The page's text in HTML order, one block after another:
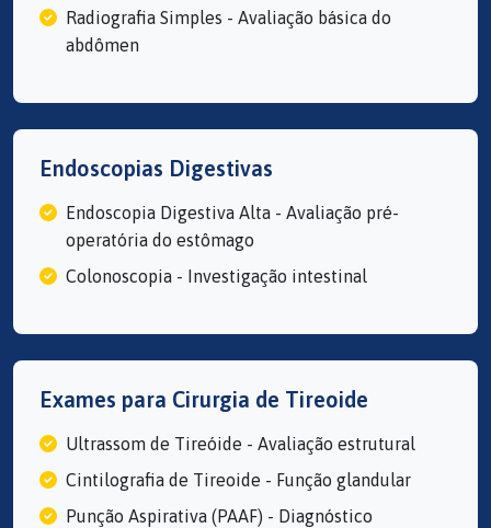
Radiografia Simples - Avaliação básica do
abdômen
Endoscopias Digestivas
Endoscopia Digestiva Alta - Avaliação pré-
operatória do estômago
Colonoscopia - Investigação intestinal
Exames para Cirurgia de Tireoide
Ultrassom de Tireóide - Avaliação estrutural
Cintilografia de Tireoide - Função glandular
Punção Aspirativa (PAAF) - Diagnóstico